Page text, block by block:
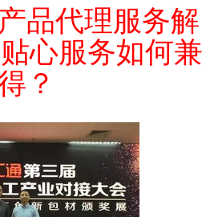
品代理服务解
心服务如何兼
？